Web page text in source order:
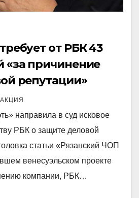
от РБК 43
«за причинение
репутации»
направила в суд исковое
РБК о защите деловой
статьи «Рязанский ЧОП
венесуэльском проекте
компании, РБК…